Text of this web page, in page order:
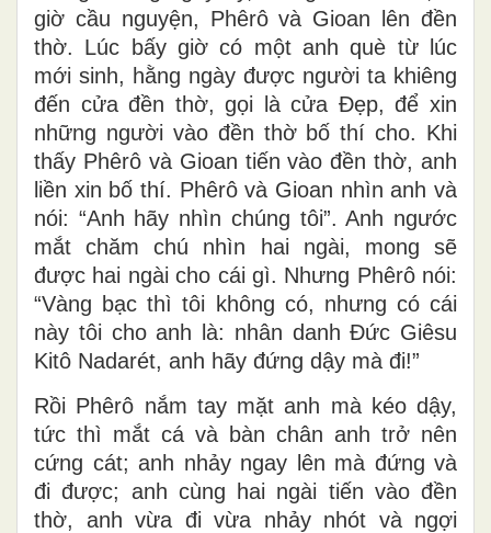
giờ cầu nguyện, Phêrô và Gioan lên đền
thờ. Lúc bấy giờ có một anh què từ lúc
mới sinh, hằng ngày được người ta khiêng
đến cửa đền thờ, gọi là cửa Đẹp, để xin
những người vào đền thờ bố thí cho. Khi
thấy Phêrô và Gioan tiến vào đền thờ, anh
liền xin bố thí. Phêrô và Gioan nhìn anh và
nói: “Anh hãy nhìn chúng tôi”. Anh ngước
mắt chăm chú nhìn hai ngài, mong sẽ
được hai ngài cho cái gì. Nhưng Phêrô nói:
“Vàng bạc thì tôi không có, nhưng có cái
này tôi cho anh là: nhân danh Đức Giêsu
Kitô Nadarét, anh hãy đứng dậy mà đi!”
Rồi Phêrô nắm tay mặt anh mà kéo dậy,
tức thì mắt cá và bàn chân anh trở nên
cứng cát; anh nhảy ngay lên mà đứng và
đi được; anh cùng hai ngài tiến vào đền
thờ, anh vừa đi vừa nhảy nhót và ngợi